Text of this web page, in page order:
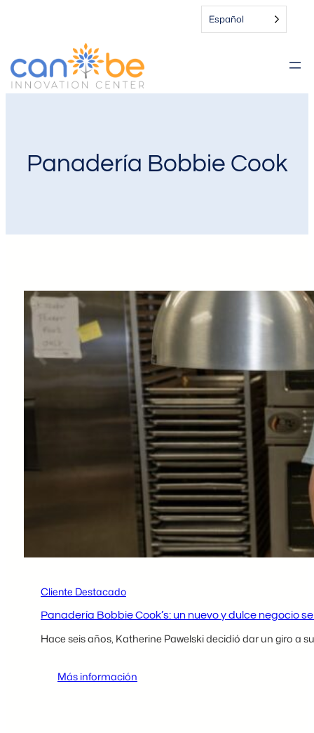
Español
Panadería Bobbie Cook
Cliente Destacado
Panadería Bobbie Cook’s: un nuevo y dulce negocio
Hace seis años, Katherine Pawelski decidió dar un giro a
Más información